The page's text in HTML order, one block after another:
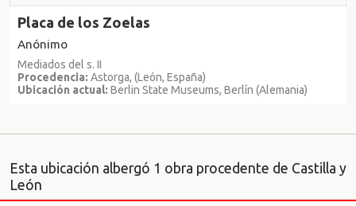
Placa de los Zoelas
Anónimo
Mediados del s. II
Procedencia: Astorga, (León, España)
Ubicación actual: Berlin State Museums, Berlín (Alemania)
Esta ubicación albergó 1 obra procedente de Castilla y
León